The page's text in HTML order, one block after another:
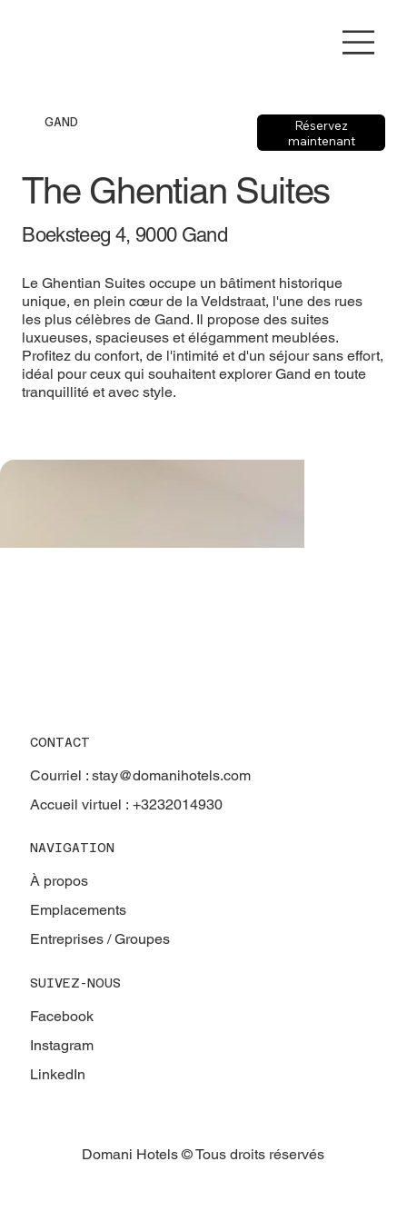
GAND
The Ghentian Suites
Boeksteeg 4, 9000 Gand
Le Ghentian Suites occupe un bâtiment historique
unique, en plein cœur de la Veldstraat, l'une des rues
les plus célèbres de Gand. Il propose des suites
luxueuses, spacieuses et élégamment meublées.
Profitez du confort, de l'intimité et d'un séjour sans effort,
idéal pour ceux qui souhaitent explorer Gand en toute
tranquillité et avec style.
Réservez
maintenant
CONTACT
Courriel : stay@domanihotels.com
Accueil virtuel : +3232014930
NAVIGATION
À propos
Emplacements
Entreprises / Groupes
SUIVEZ-NOUS
Facebook
Instagram
LinkedIn
Domani Hotels © Tous droits réservés